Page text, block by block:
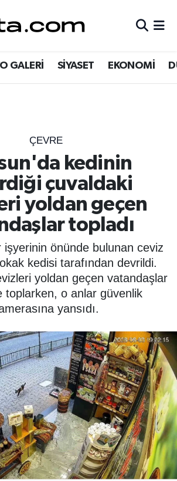
GALERİ SİYASET EKONOMİ
ÇEVRE
kedinin
çuvaldaki
yoldan geçen
topladı
işyerinin önünde bulunan ceviz
kedisi tarafından devrildi.
yoldan geçen vatandaşlar
toplarken, o anlar güvenlik
yansıdı.
Haberleri